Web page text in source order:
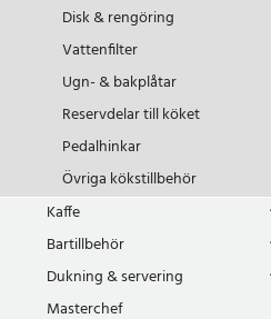
Disk & rengöring
Vattenfilter
Ugn- & bakplåtar
Reservdelar till köket
Pedalhinkar
Övriga kökstillbehör
Kaffe
Bartillbehör
Dukning & servering
Masterchef